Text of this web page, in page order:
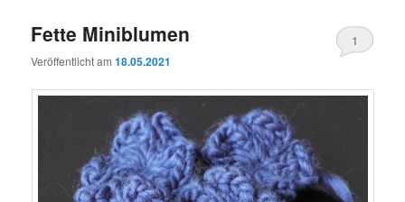
Fette Miniblumen
Veröffentlicht am18.05.2021
1